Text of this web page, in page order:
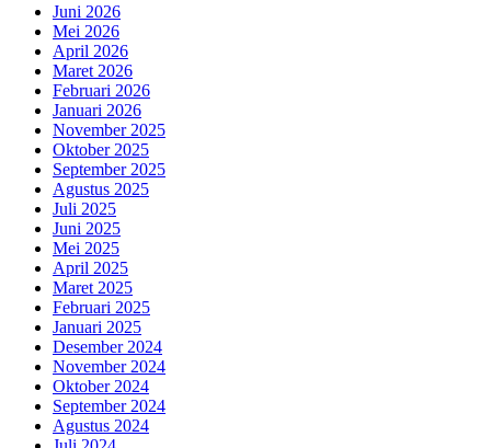
Juni 2026
Mei 2026
April 2026
Maret 2026
Februari 2026
Januari 2026
November 2025
Oktober 2025
September 2025
Agustus 2025
Juli 2025
Juni 2025
Mei 2025
April 2025
Maret 2025
Februari 2025
Januari 2025
Desember 2024
November 2024
Oktober 2024
September 2024
Agustus 2024